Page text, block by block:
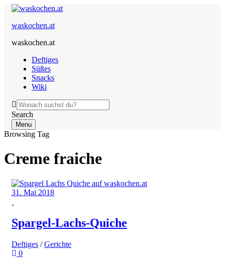
waskochen.at
waskochen.at
Deftiges
Süßes
Snacks
Wiki
Search
Menu
Browsing Tag
Creme fraiche
31. Mai 2018
Spargel-Lachs-Quiche
Deftiges /Gerichte
0